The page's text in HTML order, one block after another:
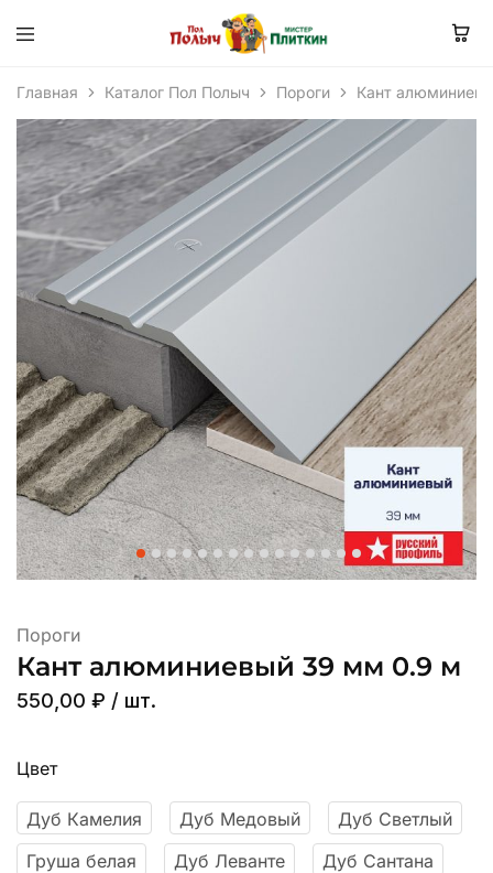
Главная Каталог Пол Полыч Пороги Кант
Пороги
Кант алюминиевый 39 мм 0.9 м
550,00 ₽ / шт.
Цвет
Дуб Камелия Дуб Медовый
Дуб Светлый
Груша белая
Дуб Леванте
Дуб Сантана